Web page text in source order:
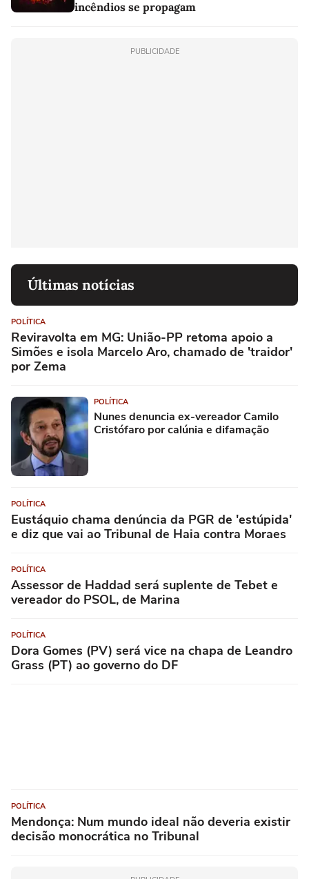
incêndios se propagam
PUBLICIDADE
Últimas notícias
POLÍTICA
Reviravolta em MG: União-PP retoma apoio a
Simões e isola Marcelo Aro, chamado de 'traidor'
por Zema
POLÍTICA
Nunes denuncia ex-vereador Camilo
Cristófaro por calúnia e difamação
POLÍTICA
Eustáquio chama denúncia da PGR de 'estúpida'
e diz que vai ao Tribunal de Haia contra Moraes
POLÍTICA
Assessor de Haddad será suplente de Tebet e
vereador do PSOL, de Marina
POLÍTICA
Dora Gomes (PV) será vice na chapa de Leandro
Grass (PT) ao governo do DF
POLÍTICA
Mendonça: Num mundo ideal não deveria existir
decisão monocrática no Tribunal